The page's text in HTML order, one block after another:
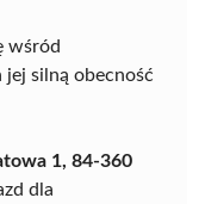
wśród
jej silną obecność
1, 84-360
dla